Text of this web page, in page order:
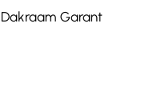
Garant